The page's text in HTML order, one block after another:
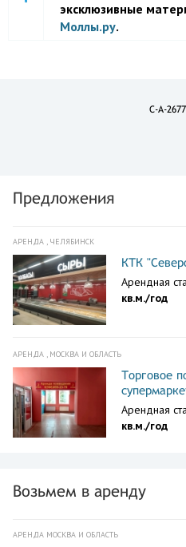
эксклюзивные
Моллы.ру.
C-A-
Предложения
АРЕНДА , ЧЕЛЯБИНСК
КТК
Арендная
кв.м./год
АРЕНДА , МОСКВА И ОБЛАСТЬ
Торговое
Арендная
кв.м./год
Возьмем в аренду
АРЕНДА МОСКВА И ОБЛАСТЬ